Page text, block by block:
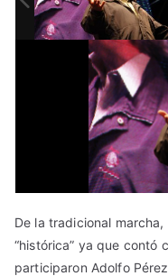
De la tradicional
“histórica” ya que contó
participaron Adolfo